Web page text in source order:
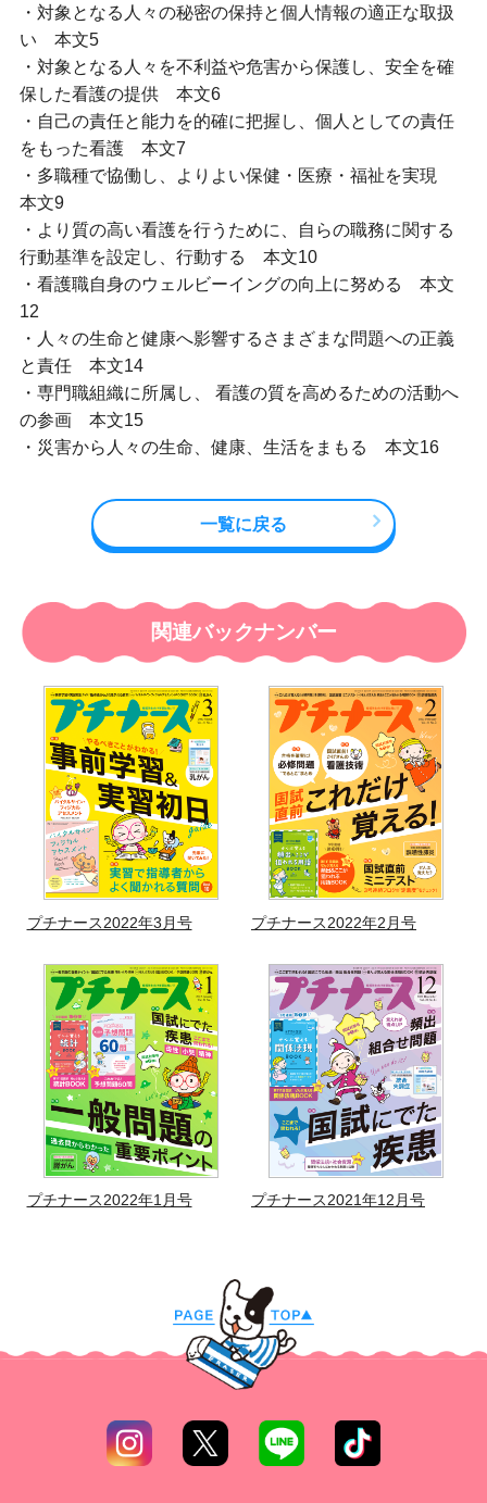
・対象となる人々の秘密の保持と個人情報の適正な取扱
い 本文5
・対象となる人々を不利益や危害から保護し、安全を確
保した看護の提供 本文6
・自己の責任と能力を的確に把握し、個人としての責任
をもった看護 本文7
・多職種で協働し、よりよい保健・医療・福祉を実現
本文9
・より質の高い看護を行うために、自らの職務に関する
行動基準を設定し、行動する 本文10
・看護職自身のウェルビーイングの向上に努める 本文
12
・人々の生命と健康へ影響するさまざまな問題への正義
と責任 本文14
・専門職組織に所属し、 看護の質を高めるための活動へ
の参画 本文15
・災害から人々の生命、健康、生活をまもる 本文16
一覧に戻る
関連バックナンバー
プチナース2022年3月号 プチナース2022年2月号
プチナース2022年1月号 プチナース2021年12月号